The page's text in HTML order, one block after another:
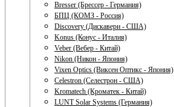
Bresser (Брессер - Германия)
БПЦ (КОМЗ - Россия)
Discovery (Дискавери - США)
Konus (Конус - Италия)
Veber (Вебер - Китай)
Nikon (Никон - Япония)
Vixen Optics (Виксен Оптикс - Япония)
Celestron (Селестрон - США)
Kromatech (Кроматек - Китай)
LUNT Solar Systems (Германия)